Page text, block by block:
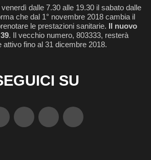
dalle 7.30 alle 19.30 il sabato dalle
che dal 1° novembre 2018 cambia il
le prestazioni sanitarie. Il nuovo
. Il vecchio numero, 803333, resterà
attivo fino al 31 dicembre 2018.
SU